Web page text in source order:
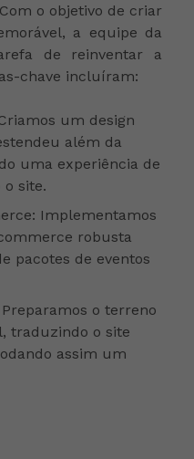
o objetivo de criar
a equipe da
de reinventar a
chave incluíram:
um design
além da
uma experiência de
o site.
Implementamos
robusta
pacotes de eventos
o terreno
traduzindo o site
assim um